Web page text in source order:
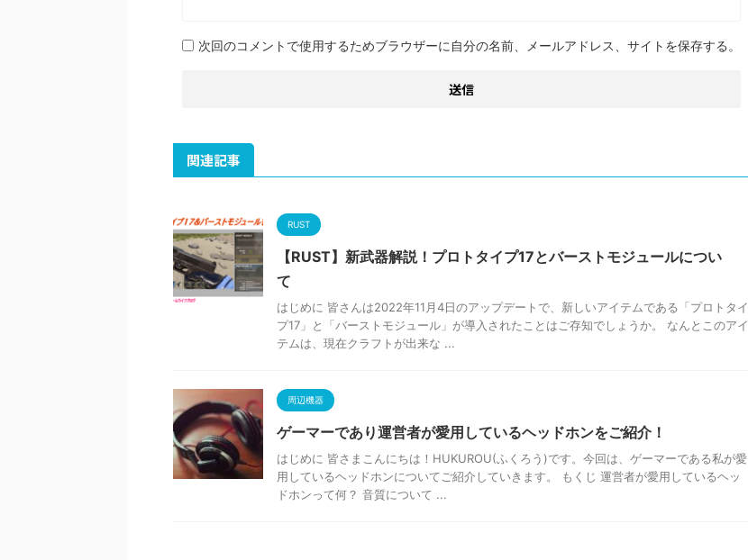
次回のコメントで使用するためブラウザーに自分の名前、メールアドレス、サイトを保存する。
関連記事
RUST
【RUST】新武器解説！プロトタイプ17とバーストモジュールについ
て
はじめに 皆さんは2022年11月4日のアップデートで、新しいアイテムである「プロトタイ
プ17」と「バーストモジュール」が導入されたことはご存知でしょうか。 なんとこのアイ
テムは、現在クラフトが出来な ...
周辺機器
ゲーマーであり運営者が愛用しているヘッドホンをご紹介！
はじめに 皆さまこんにちは！HUKUROU(ふくろう)です。今回は、ゲーマーである私が愛
用しているヘッドホンについてご紹介していきます。 もくじ 運営者が愛用しているヘッ
ドホンって何？ 音質について ...